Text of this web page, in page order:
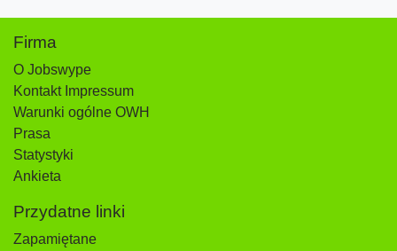
Firma
O Jobswype
Kontakt Impressum
Warunki ogólne OWH
Prasa
Statystyki
Ankieta
Przydatne linki
Zapamiętane